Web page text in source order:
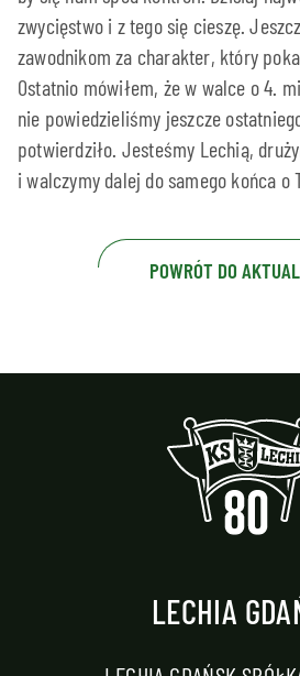
zwycięstwo i z tego się cieszę.
zawodnikom za charakter, który
Ostatnio mówiłem, że w walce o 4.
nie powiedzieliśmy jeszcze
potwierdziło. Jesteśmy Lechią,
i walczymy dalej do samego końca o
POWRÓT DO
LECHIA